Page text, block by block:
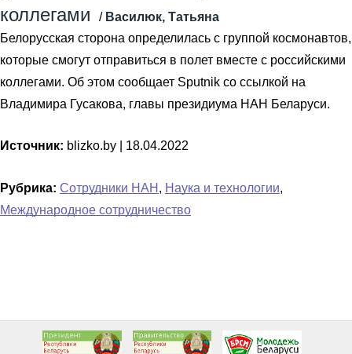
коллегами
/ Василюк, Татьяна
Белорусская сторона определилась с группой космонавтов,
которые смогут отправиться в полет вместе с российскими
коллегами. Об этом сообщает Sputnik со ссылкой на
Владимира Гусакова, главы президиума НАН Беларуси.
Источник: blizko.by | 18.04.2022
Рубрика: Сотрудники НАН , Наука и технологии,
Международное сотрудничество